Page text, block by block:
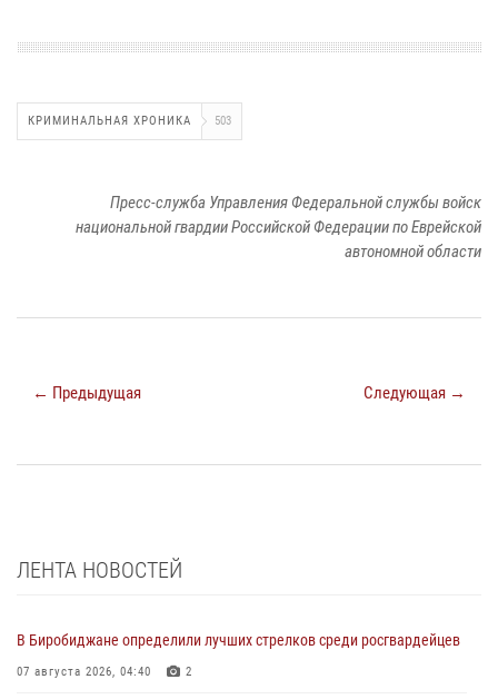
КРИМИНАЛЬНАЯ ХРОНИКА 503
Пресс-служба Управления Федеральной службы войск
национальной гвардии Российской Федерации по Еврейской
автономной области
← Предыдущая Следующая →
ЛЕНТА НОВОСТЕЙ
В Биробиджане определили лучших стрелков среди росгвардейцев
07 августа 2026, 04:40 2